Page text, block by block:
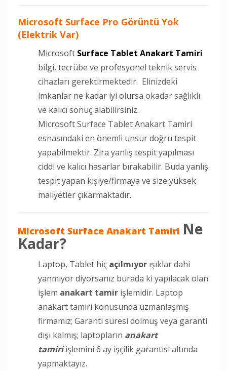
Microsoft Surface Pro Görüntü Yok
(Elektrik Var)
Microsoft Surface Tablet Anakart Tamiri
bilgi, tecrübe ve profesyonel teknik servis
cihazları gerektirmektedir. Elinizdeki
imkanlar ne kadar iyi olursa okadar sağlıklı
ve kalıcı sonuç alabilirsiniz.
Microsoft Surface Tablet Anakart Tamiri
esnasındaki en önemli unsur doğru tespit
yapabilmektir. Zira yanlış tespit yapılması
ciddi ve kalıcı hasarlar bırakabilir. Buda yanlış
tespit yapan kişiye/firmaya ve size yüksek
maliyetler çıkarmaktadır.
Microsoft Surface Anakart Tamiri Ne
Kadar?
Laptop, Tablet hiç açılmıyor ışıklar dahi
yanmıyor diyorsanız burada ki yapılacak olan
işlem anakart tamir işlemidir. Laptop
anakart tamiri konusunda uzmanlaşmış
firmamız; Garanti süresi dolmuş veya garanti
dışı kalmış; laptopların anakart
tamiri işlemini 6 ay işçilik garantisi altında
yapmaktayız.